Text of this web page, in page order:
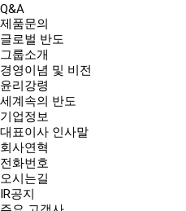
Q&A
제품문의
글로벌 반도
그룹소개
경영이념 및 비전
윤리강령
세계속의 반도
기업정보
대표이사 인사말
회사연혁
전화번호
오시는길
IR공지